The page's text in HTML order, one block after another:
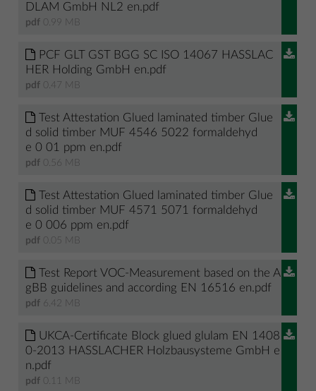
DLAM GmbH NL2 en.pdf
pdf 0.99 MB
PCF GLT GST BGG SC ISO 14067 HASSLAC
HER Holding GmbH en.pdf
pdf 0.47 MB
Test Attestation Glued laminated timber Glue
d solid timber MUF 4546 5022 formaldehyd
e 0 01 ppm en.pdf
pdf 0.56 MB
Test Attestation Glued laminated timber Glue
d solid timber MUF 4571 5071 formaldehyd
e 0 006 ppm en.pdf
pdf 0.05 MB
Test Report VOC-Measurement based on the A
gBB guidelines and according EN 16516 en.pdf
pdf 6.42 MB
UKCA-Certificate Block glued glulam EN 1408
0-2013 HASSLACHER Holzbausysteme GmbH e
n.pdf
pdf 0.11 MB